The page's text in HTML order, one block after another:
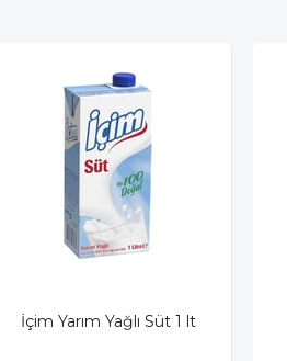
İçim Yarım Yağlı Süt 1 lt